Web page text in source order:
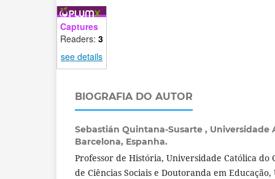
Captures
Readers: 3
see details
BIOGRAFIA DO AUTOR
Sebastián Quintana-Susarte , Universidade
Barcelona, Espanha.
Professor de História, Universidade Católica do
de Ciências Sociais e Doutoranda em